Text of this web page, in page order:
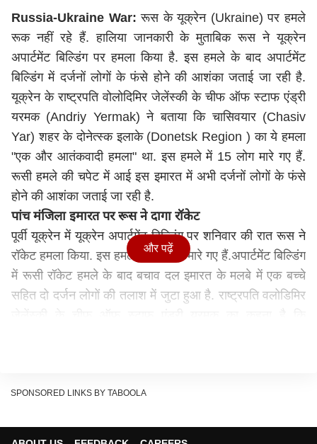
Russia-Ukraine War:रूस के यूक्रेन (Ukraine) पर हमले
रूक नहीं रहे हैं. हालिया जानकारी के मुताबिक रूस ने यूक्रेन
अपार्टमेंट बिल्डिंग पर हमला किया है. इस हमले के बाद अपार्टमेंट
बिल्डिंग में दर्जनों लोगों के फंसे होने की आशंका जताई जा रही है.
यूक्रेन के राष्ट्रपति वोलोदिमिर जेलेंस्की के चीफ ऑफ स्टाफ एंड्री
यरमक (Andriy Yermak) ने बताया कि चासिवयार (Chasiv
Yar) शहर के दोनेत्स्क इलाके (Donetsk Region ) का ये हमला
"एक और आतंकवादी हमला" था. इस हमले में 15 लोग मारे गए हैं.
रूसी हमले की चपेट में आई इस इमारत में अभी दर्जनों लोगों के फंसे
होने की आशंका जताई जा रही है.
पांच मंजिला इमारत पर रूस ने दागा रॉकेट
पूर्वी यूक्रेन में यूक्रेन अपार्टमेंट बिल्डिंग पर शनिवार की रात रूस ने
रॉकेट हमला किया. इस हमले में 15 लोग मारे गए हैं.अपार्टमेंट बिल्डिंग
में रूसी रॉकेट हमले के बाद बचाव दल इमारत के मलबे में एक बच्चे
सहित दो दर्जन लोगों की तलाश में जुटा हुआ है. राष्ट्रपति वलोडिमिर
बचावकर्मियों ने रविवार को एक कंक्रीट स्लैब को उठाने के लिए क्रेन
और पढ़ें
SPONSORED LINKS BY TABOOLA